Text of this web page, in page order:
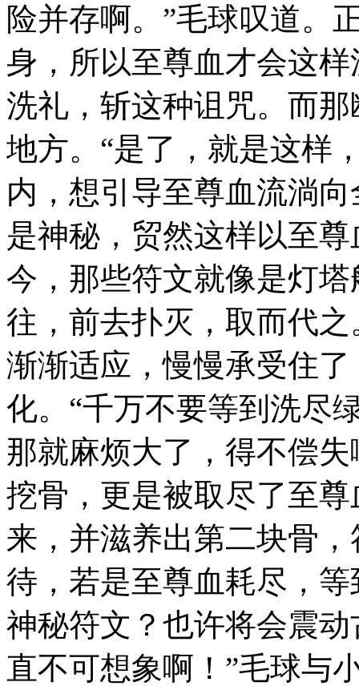
险并存啊。”毛球叹道。
身，所以至尊血才会这
洗礼，斩这种诅咒。而
地方。“是了，就是这样
内，想引导至尊血流淌
是神秘，贸然这样以至
今，那些符文就像是灯
往，前去扑灭，取而代
渐渐适应，慢慢承受住
化。“千万不要等到洗尽
那就麻烦大了，得不偿
挖骨，更是被取尽了至
来，并滋养出第二块骨
待，若是至尊血耗尽，
神秘符文？也许将会震
直不可想象啊！”毛球与